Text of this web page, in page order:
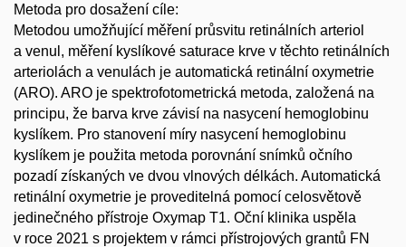
Metoda pro dosažení cíle:
Metodou umožňující měření průsvitu retinálních arteriol
a venul, měření kyslíkové saturace krve v těchto retinálních
arteriolách a venulách je automatická retinální oxymetrie
(ARO). ARO je spektrofotometrická metoda, založená na
principu, že barva krve závisí na nasycení hemoglobinu
kyslíkem. Pro stanovení míry nasycení hemoglobinu
kyslíkem je použita metoda porovnání snímků očního
pozadí získaných ve dvou vlnových délkách. Automatická
retinální oxymetrie je proveditelná pomocí celosvětově
jedinečného přístroje Oxymap T1. Oční klinika uspěla
v roce 2021 s projektem v rámci přístrojových grantů FN